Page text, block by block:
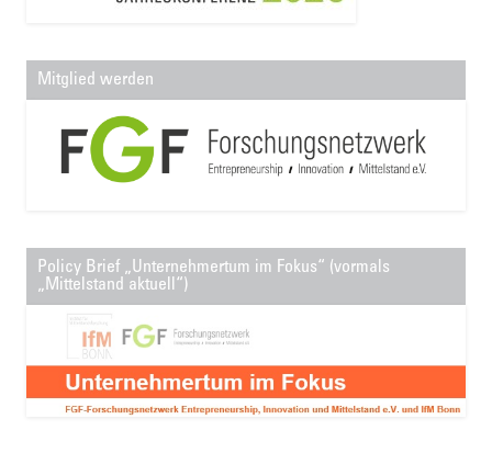
Mitglied werden
Policy Brief „Unternehmertum im Fokus“ (vormals
„Mittelstand aktuell“)